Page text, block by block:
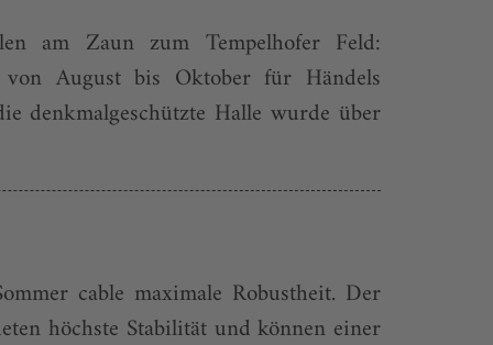
am Zaun zum Tempelhofer Feld:
von August bis Oktober für Händels
denkmalgeschützte Halle wurde über
cable maximale Robustheit. Der
höchste Stabilität und können einer